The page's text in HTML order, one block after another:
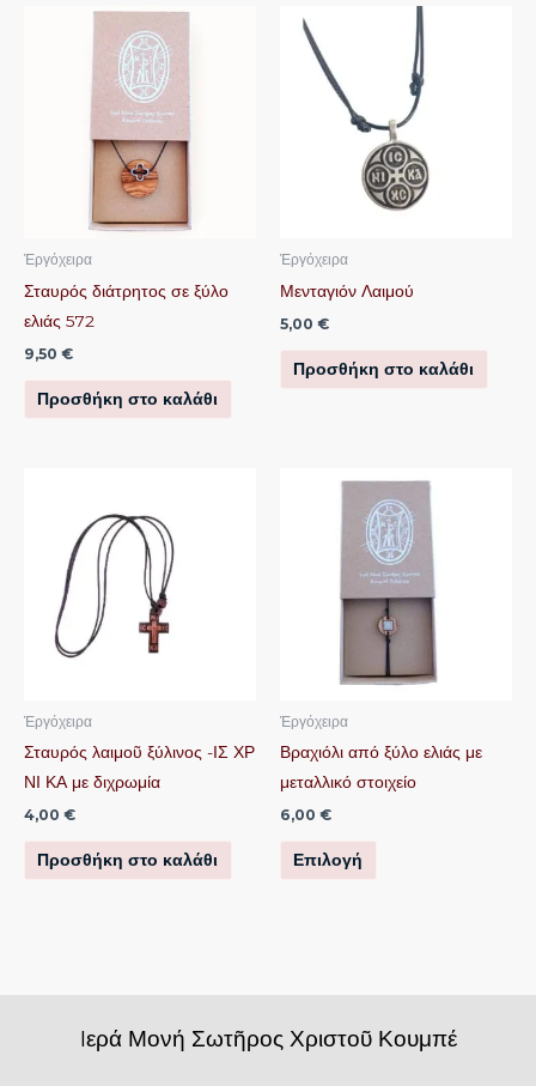
Ἐργόχειρα
Σταυρός διάτρητος σε ξύλο
ελιάς 572
9,50 €
Προσθήκη στο καλάθι
Ἐργόχειρα
Μενταγιόν Λαιμού
5,00 €
Προσθήκη στο καλάθι
Ἐργόχειρα
Σταυρός λαιμοῦ ξύλινος -ΙΣ ΧΡ
ΝΙ ΚΑ με διχρωμία
4,00 €
Προσθήκη στο καλάθι
Ἐργόχειρα
Βραχιόλι από ξύλο ελιάς με
μεταλλικό στοιχείο
6,00 €
Επιλογή
Αυτό
το
προϊόν
έχει
πολλαπλές
παραλλαγές.
επιλογές
να
επιλεγούν
σελίδα
Iερά Μονή Σωτῆρος Χριστοῦ Κουμπέ